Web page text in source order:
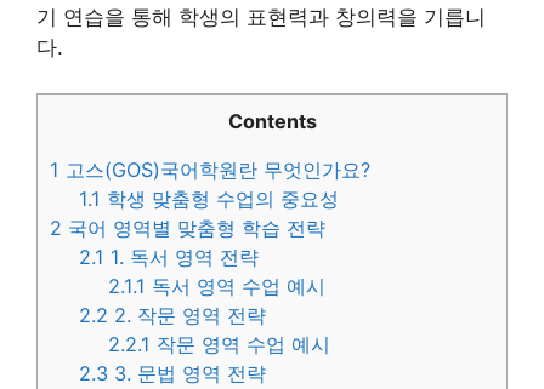
기 연습을 통해 학생의 표현력과 창의력을 기릅니
다.
Contents
1 고스(GOS)국어학원란 무엇인가요?
1.1 학생 맞춤형 수업의 중요성
2 국어 영역별 맞춤형 학습 전략
2.1 1. 독서 영역 전략
2.1.1 독서 영역 수업 예시
2.2 2. 작문 영역 전략
2.2.1 작문 영역 수업 예시
2.3 3. 문법 영역 전략